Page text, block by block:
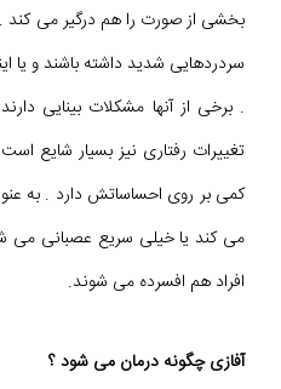
بخشی از صورت را هم درگیر می کند .
سردردهایی شدید داشته باشند و یا
. برخی از آنها مشکلات بینایی
تغییرات رفتاری نیز بسیار شایع
کمی بر روی احساساتش دارد . به
می کند یا خیلی سریع عصبانی می
افراد هم افسرده می شوند.
آفازی چگونه درمان می شود ؟